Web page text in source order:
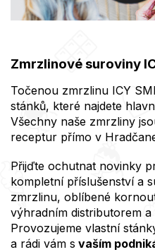
Zmrzlinové suroviny
Točenou zmrzlinu ICY
stánků, které najdete
Všechny naše zmrzliny
receptur přímo v
Přijďte ochutnat novinky
kompletní příslušenství a
zmrzlinu, oblíbené
výhradním distributorem a
Provozujeme vlastní
a rádi vám s vaším